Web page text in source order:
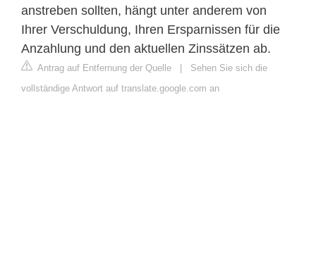
anstreben sollten, hängt unter anderem von
Ihrer Verschuldung, Ihren Ersparnissen für die
Anzahlung und den aktuellen Zinssätzen ab.
Antrag auf Entfernung der Quelle
Sehen Sie sich die
vollständige Antwort auf translate.google.com an